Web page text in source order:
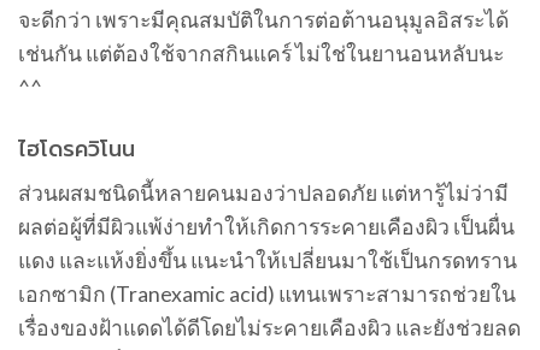
จะดีกว่า เพราะมีคุณสมบัติในการต่อต้านอนุมูลอิสระได้
เช่นกัน แต่ต้องใช้จากสกินแคร์ ไม่ใช่ในยานอนหลับนะ
^^
ไฮโดรควิโนน
ส่วนผสมชนิดนี้หลายคนมองว่าปลอดภัย แต่หารู้ไม่ว่ามี
ผลต่อผู้ที่มีผิวแพ้ง่ายทำให้เกิดการระคายเคืองผิว เป็นผื่น
แดง และแห้งยิ่งขึ้น แนะนำให้เปลี่ยนมาใช้เป็นกรดทราน
เอกซามิก (Tranexamic acid) แทนเพราะสามารถช่วยใน
เรื่องของฝ้าแดดได้ดีโดยไม่ระคายเคืองผิว และยังช่วยลด